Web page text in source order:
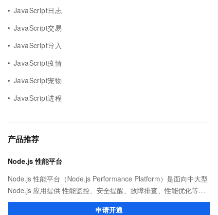
JavaScript日志
JavaScript交易
JavaScript导入
JavaScript疫情
JavaScript宠物
JavaScript进程
产品推荐
Node.js 性能平台
Node.js 性能平台（Node.js Performance Platform）是面向中大型
Node.js 应用提供 性能监控、安全提醒、故障排查、性能优化等服
务的整体性解决方案。提供完善的工具链和服务，协助客户主动、
申请开通